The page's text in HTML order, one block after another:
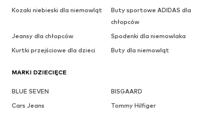
Kozaki niebieski dla niemowląt
Buty sportowe ADIDAS dla
chłopców
Jeansy dla chłopców
Spodenki dla niemowlaka
Kurtki przejściowe dla dzieci
Buty dla niemowląt
MARKI DZIECIĘCE
BLUE SEVEN
BISGAARD
Cars Jeans
Tommy Hilfiger